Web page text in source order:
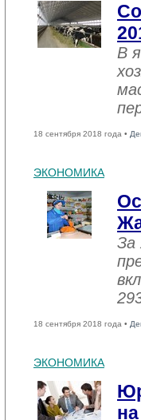
В
18 сентября 2018 года •
ЭКОНОМИКА
За
18 сентября 2018 года •
ЭКОНОМИКА